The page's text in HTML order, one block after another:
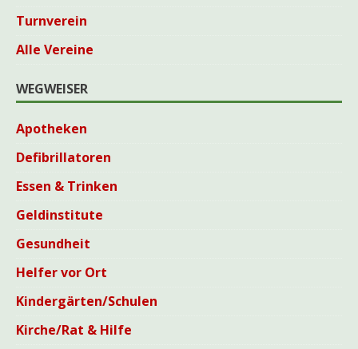
Turnverein
Alle Vereine
WEGWEISER
Apotheken
Defibrillatoren
Essen & Trinken
Geldinstitute
Gesundheit
Helfer vor Ort
Kindergärten/Schulen
Kirche/Rat & Hilfe